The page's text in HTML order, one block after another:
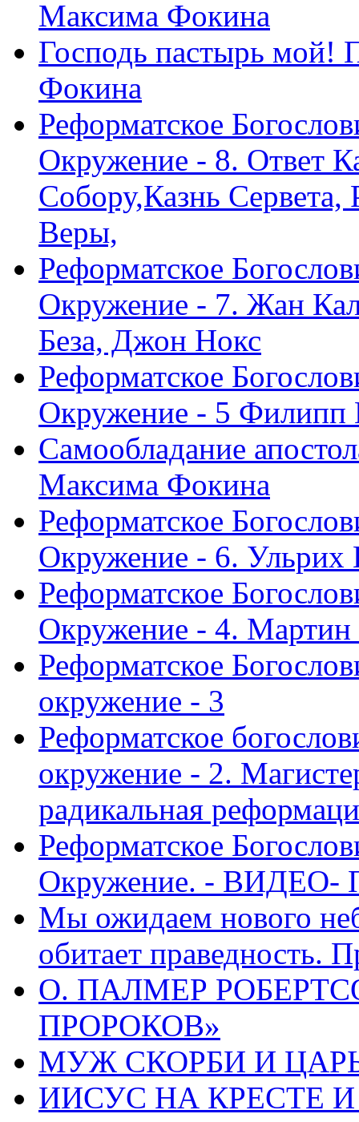
Максима Фокина
Господь пастырь мой!
Фокина
Реформатское
Окружение - 8. Ответ
Собору,Казнь Сервета,
Веры,
Реформатское
Окружение - 7. Жан
Беза, Джон Нокс
Реформатское
Окружение - 5 Филипп
Самообладание
Максима Фокина
Реформатское
Окружение - 6. Ульрих
Реформатское
Окружение - 4.
Реформатское
окружение - 3
Реформатское
окружение - 2.
радикальная
Реформатское
Окружение. - ВИДЕО-
Мы ожидаем нового
обитает праведность.
О. ПАЛМЕР
ПРОРОКОВ»
МУЖ СКОРБИ И ЦАРЬ
ИИСУС НА КРЕСТЕ